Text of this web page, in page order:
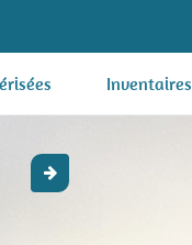
Inventaires